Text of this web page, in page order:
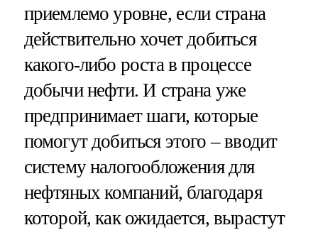
приемлемо уровне, если страна
действительно хочет добиться
какого-либо роста в процессе
добычи нефти. И страна уже
предпринимает шаги, которые
помогут добиться этого – вводит
систему налогообложения для
нефтяных компаний, благодаря
которой, как ожидается, вырастут